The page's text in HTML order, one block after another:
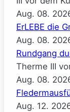
Aug. 08.
ErLEBE die
Aug. 08.
Rundgang
Therme III
Aug. 08.
Aug. 12.